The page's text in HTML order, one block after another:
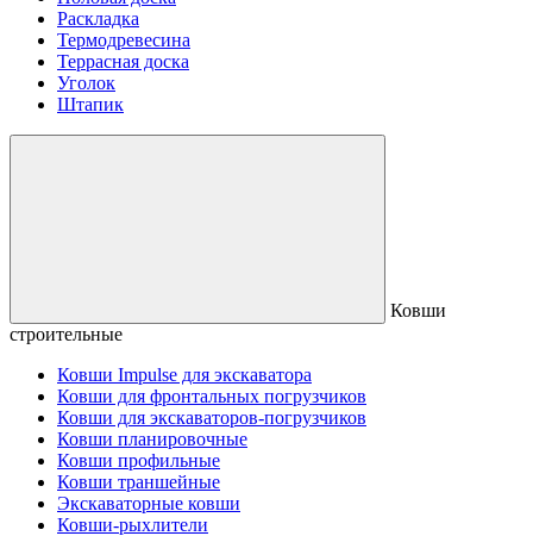
Раскладка
Термодревесина
Террасная доска
Уголок
Штапик
Ковши
строительные
Ковши Impulse для экскаватора
Ковши для фронтальных погрузчиков
Ковши для экскаваторов-погрузчиков
Ковши планировочные
Ковши профильные
Ковши траншейные
Экскаваторные ковши
Ковши-рыхлители